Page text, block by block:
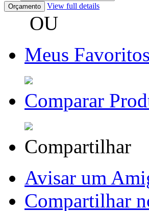
Orçamento View full details
OU
Meus Favoritos
Comparar
Compartilhar
Avisar um
Compartilhar